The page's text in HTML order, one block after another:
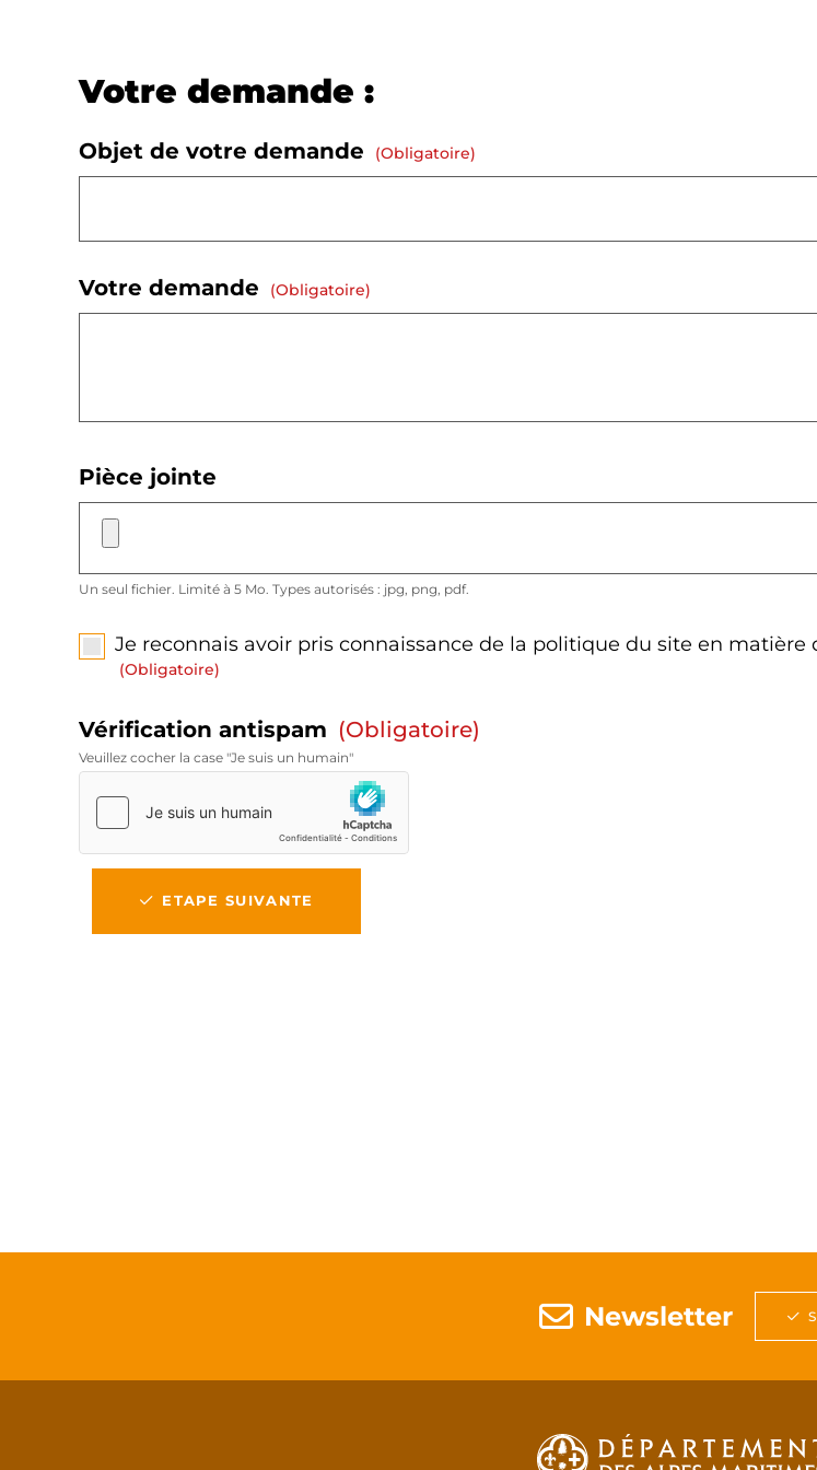
Votre demande :
Objet de votre demande (obligatoire)
Votre demande (obligatoire)
Pièce jointe
Un seul fichier. Limité à 5 Mo. Types autorisés : jpg, png, pdf.
Je reconnais avoir pris connaissance de la politique du site en matière
(obligatoire)
Vérification antispam (obligatoire)
Veuillez cocher la case "Je suis un humain"
ETAPE SUIVANTE
Newsletter